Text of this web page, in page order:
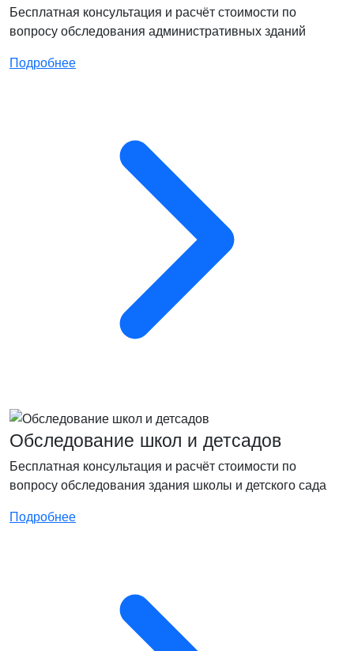
Бесплатная консультация и расчёт стоимости по
вопросу обследования административных зданий
Подробнее
Обследование школ и детсадов
Бесплатная консультация и расчёт стоимости по
вопросу обследования здания школы и детского сада
Подробнее